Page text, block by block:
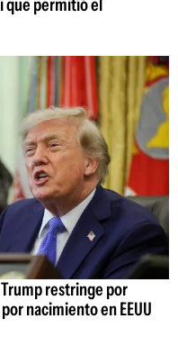
que permitió el
restringe por
nacimiento en EEUU